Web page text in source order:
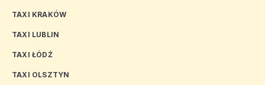
TAXI KRAKÓW
TAXI LUBLIN
TAXI ŁÓDŹ
TAXI OLSZTYN